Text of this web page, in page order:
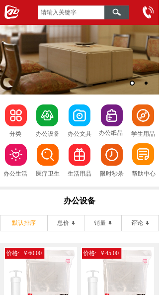
分类 办公设备 办公文具 办公纸品 学生用品
限时秒杀 帮助中心
办公生活 生活用品
医疗卫生
办公设备
默认排序 总价 销量 评论
价格: ￥60.00 价格: ￥45.00